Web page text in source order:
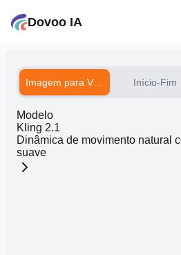
Dovoo IA
Início-Fim
Modelo
Kling 2.1
Dinâmica de movimento natural
suave